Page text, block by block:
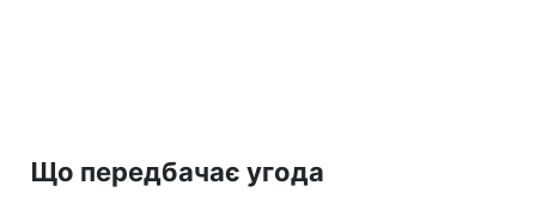
Що передбачає угода